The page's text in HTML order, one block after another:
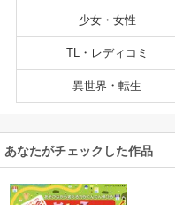
少女・女性
TL・レディコミ
異世界・転生
あなたがチェックした作品